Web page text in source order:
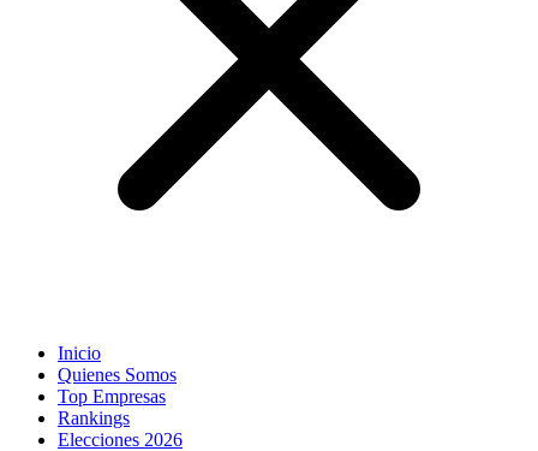
Inicio
Quienes Somos
Top Empresas
Rankings
Elecciones 2026